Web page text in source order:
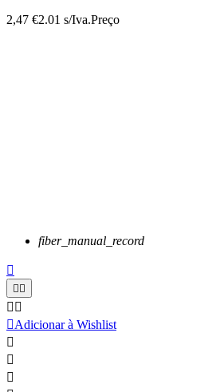
2,47 €2.01 s/Iva.Preço
fiber_manual_record

 
 
Adicionar à Wishlist


